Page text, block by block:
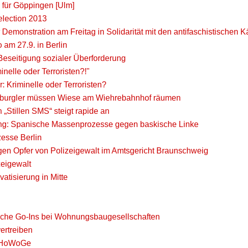
Göppingen [Ulm]
2013
Demonstration am Freitag in Solidarität mit den antifaschistischen
am 27.9. in Berlin
sozialer Überforderung
oder Terroristen?!"
Kriminelle oder Terroristen?
müssen Wiese am Wiehrebahnhof räumen
„Stillen SMS“ steigt rapide an
Spanische Massenprozesse gegen baskische Linke
Berlin
Opfer von Polizeigewalt im Amtsgericht Braunschweig
in Mitte
Go-Ins bei Wohnungsbaugesellschaften